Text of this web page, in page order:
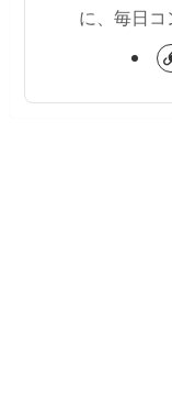
に、毎日コ